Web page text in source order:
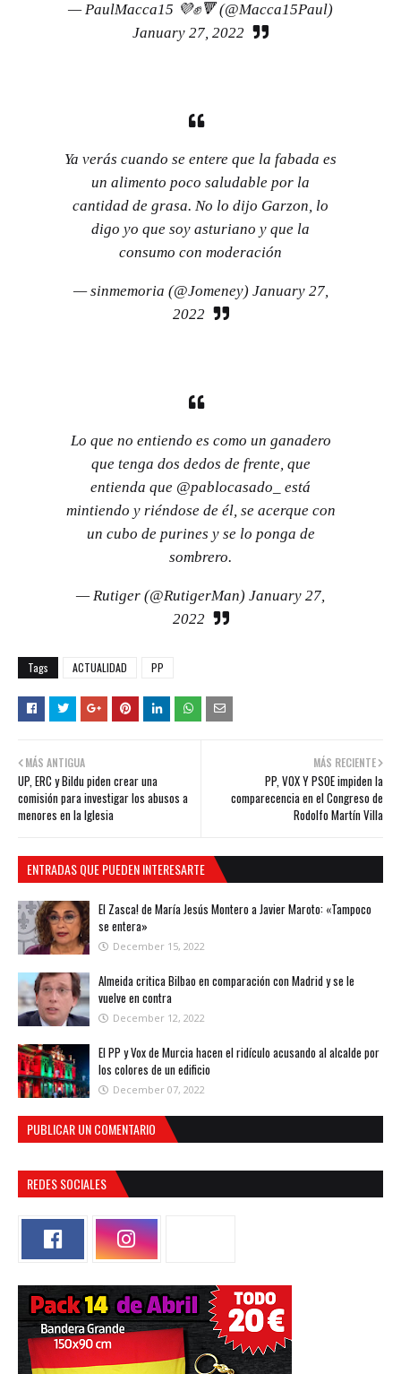
— PaulMacca15 💜✊🔻 (@Macca15Paul)
January 27, 2022
Ya verás cuando se entere que la fabada es
un alimento poco saludable por la
cantidad de grasa. No lo dijo Garzon, lo
digo yo que soy asturiano y que la
consumo con moderación
— sinmemoria (@Jomeney) January 27,
2022
Lo que no entiendo es como un ganadero
que tenga dos dedos de frente, que
entienda que @pablocasado_
está
mintiendo y riéndose de él, se acerque con
un cubo de purines y se lo ponga de
sombrero.
— Rutiger (@RutigerMan) January 27,
2022
Tags ACTUALIDAD PP
MÁS RECIENTE
PP, VOX Y PSOE impiden la
comparecencia en el Congreso de
Rodolfo Martín Villa
MÁS ANTIGUA
UP, ERC y Bildu piden crear una
comisión para investigar los abusos a
menores en la Iglesia
ENTRADAS QUE PUEDEN INTERESARTE
El Zasca! de María Jesús Montero a Javier Maroto: «Tampoco
se entera»
December 15, 2022
Almeida critica Bilbao en comparación con Madrid y se le
vuelve en contra
December 12, 2022
El PP y Vox de Murcia hacen el ridículo acusando al alcalde por
los colores de un edificio
December 07, 2022
PUBLICAR UN COMENTARIO
REDES SOCIALES